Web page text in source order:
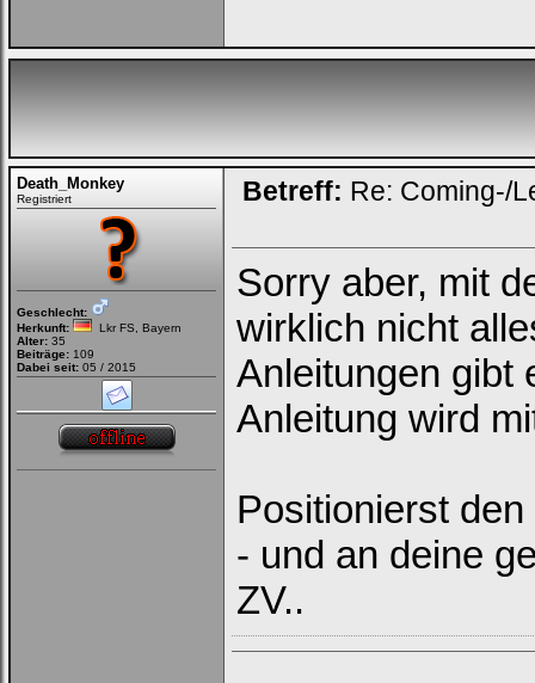
Loginbox
Trage
bitte
in
die
nachfolgenden
Felder
Deinen
Benutzernamen
ein,
um
einzuloggen.
Passwort:
Death_Monkey
Registriert
Geschlecht:
Herkunft:
Lkr FS, Bayern
Alter: 35
Beiträge: 109
Dabei seit: 05 / 2015
Betreff: Re: Coming-/
Sorry aber, mit
wirklich nicht
Anleitungen gibt
Anleitung wird
Positionierst
- und an deine
ZV..